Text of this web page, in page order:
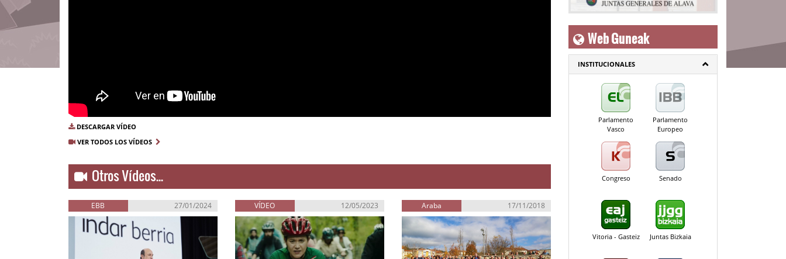
DESCARGAR VÍDEO
VER TODOS LOS VÍDEOS
Otros Vídeos...
EBB 27/01/2024 VÍDEO 12/05/2023 Araba 17/11/2018
Web Guneak
INSTITUCIONALES
Parlamento
Vasco
Parlamento
Europeo
Congreso Senado
Vitoria - Gasteiz Juntas Bizkaia